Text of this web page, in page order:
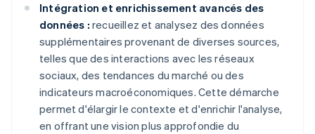
Intégration et enrichissement avancés des
données : recueillez et analysez des données
supplémentaires provenant de diverses sources,
telles que des interactions avec les réseaux
sociaux, des tendances du marché ou des
indicateurs macroéconomiques. Cette démarche
permet d'élargir le contexte et d'enrichir l'analyse,
en offrant une vision plus approfondie du